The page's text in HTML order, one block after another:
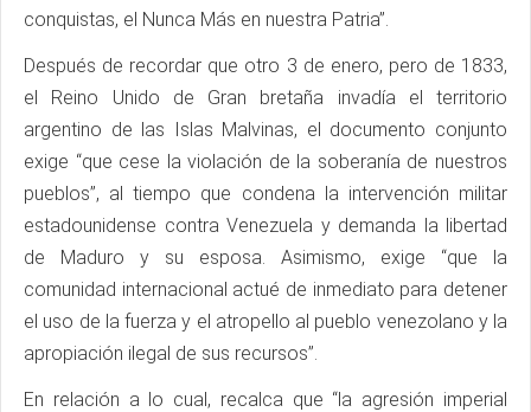
conquistas, el Nunca Más en nuestra Patria”.
Después de recordar que otro 3 de enero, pero de 1833,
el Reino Unido de Gran bretaña invadía el territorio
argentino de las Islas Malvinas, el documento conjunto
exige “que cese la violación de la soberanía de nuestros
pueblos”, al tiempo que condena la intervención militar
estadounidense contra Venezuela y demanda la libertad
de Maduro y su esposa. Asimismo, exige “que la
comunidad internacional actué de inmediato para detener
el uso de la fuerza y el atropello al pueblo venezolano y la
apropiación ilegal de sus recursos”.
En relación a lo cual, recalca que “la agresión imperial